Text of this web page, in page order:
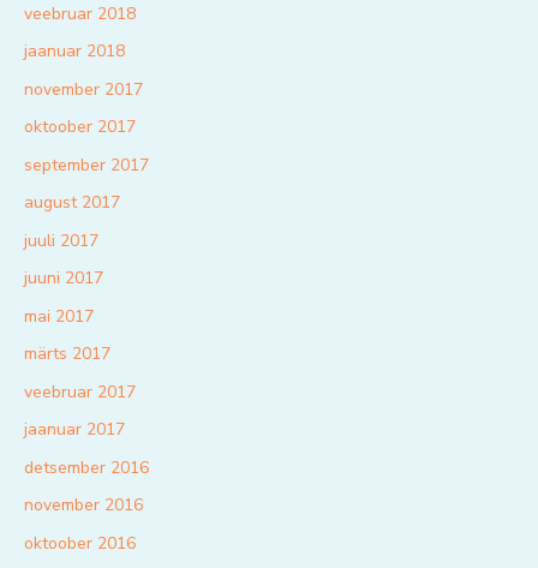
veebruar 2018
jaanuar 2018
november 2017
oktoober 2017
september 2017
august 2017
juuli 2017
juuni 2017
mai 2017
märts 2017
veebruar 2017
jaanuar 2017
detsember 2016
november 2016
oktoober 2016